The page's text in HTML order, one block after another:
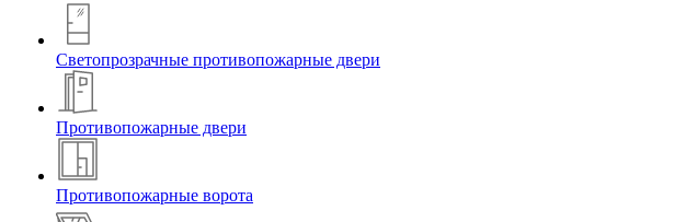
Светопрозрачные противопожарные двери
Противопожарные двери
Противопожарные ворота